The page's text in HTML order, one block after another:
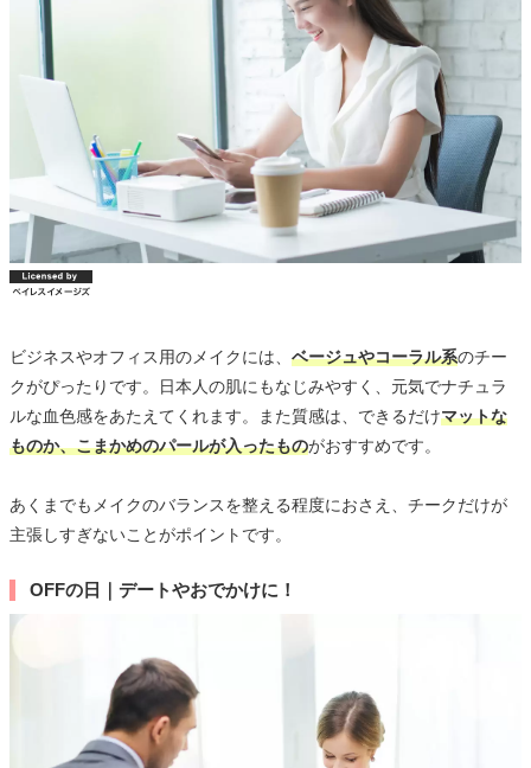
ビジネスやオフィス用のメイクには、 ベージュやコーラル系のチー
クがぴったりです。日本人の肌にもなじみやすく、元気でナチュラ
ルな血色感をあたえてくれます。また質感は、できるだけマットな
ものか、こまかめのパールが入ったものがおすすめです。
あくまでもメイクのバランスを整える程度におさえ、チークだけが
主張しすぎないことがポイントです。
OFFの日｜デートやおでかけに！